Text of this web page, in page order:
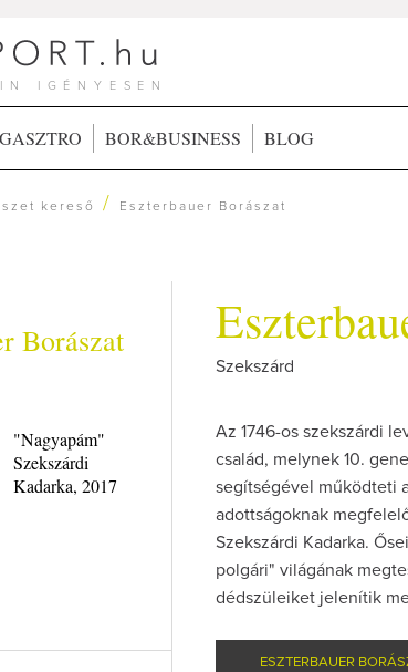
IGÉNYESEN
BOR&BUSINESS BLOG
kereső / Eszterbauer Borászat
Borászat
"Nagyapám"
Szekszárdi
Kadarka, 2017
Szekszárd
Az 1746-os szekszárdi
család, melynek 10.
segítségével működteti
adottságoknak
Szekszárdi Kadarka.
polgári" világának
dédszüleiket jelenítik
ESZTERBAUER